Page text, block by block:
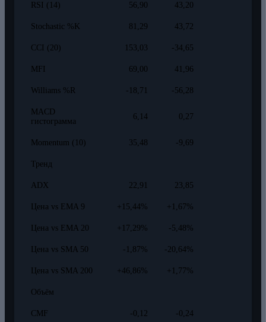
RSI (14) 56,90 43,20
Stochastic %K 81,29 43,72
CCI (20) 153,03 -34,65
MFI 69,00 41,96
Williams %R -18,71 -56,28
MACD
гистограмма
6,14 0,27
Momentum (10) 35,48 -9,69
Тренд
ADX 22,91 23,85
Цена vs EMA 9 +15,44% +1,67%
Цена vs EMA 20 +17,29% -5,48%
Цена vs SMA 50 -1,87% -20,64%
Цена vs SMA 200 +46,86% +1,77%
Объём
CMF -0,12 -0,24